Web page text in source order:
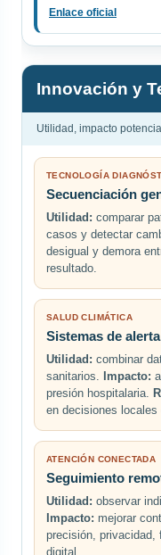
Enlace oficial
Innovación y
Utilidad, impacto
TECNOLOGÍA
Secuenciación
Utilidad: comparar
casos y detectar
desigual y demora
resultado.
SALUD CLIMÁTICA
Sistemas de
Utilidad: combinar
sanitarios. Impacto:
presión hospitalaria.
en decisiones locales
ATENCIÓN CONECTADA
Seguimiento
Utilidad: observar
Impacto: mejorar
precisión,
digital.